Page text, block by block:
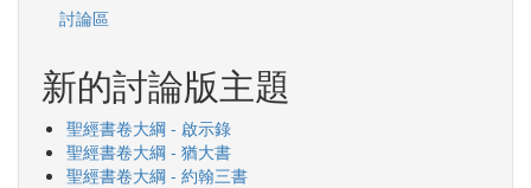
討論區
新的討論版主題
聖經書卷大綱 - 啟示錄
聖經書卷大綱 - 猶大書
聖經書卷大綱 - 約翰三書